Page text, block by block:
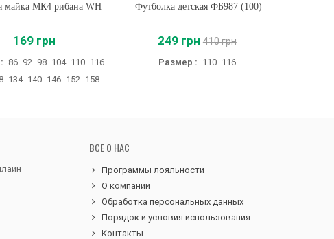
Купить
майка МК4 рибана WH
169 грн
86 92 98 104 110 116
134 140 146 152 158
Купить
Футболка детская ФБ987 (100)
249 грн 410 грн
Размер : 110 116
ВСЕ О НАС
Программы лояльности
О компании
Обработка персональных данных
Порядок и условия использования
Контакты